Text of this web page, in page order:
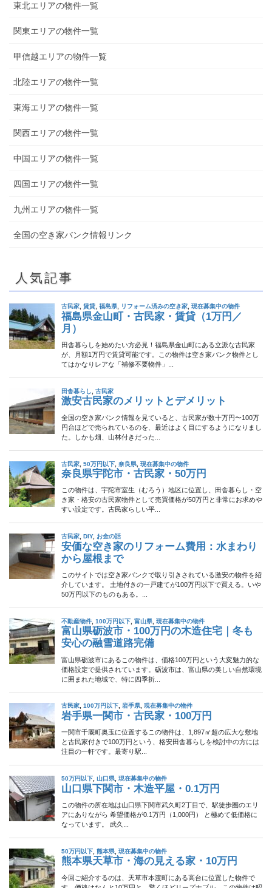
東北エリアの物件一覧
関東エリアの物件一覧
甲信越エリアの物件一覧
北陸エリアの物件一覧
東海エリアの物件一覧
関西エリアの物件一覧
中国エリアの物件一覧
四国エリアの物件一覧
九州エリアの物件一覧
全国の空き家バンク情報リンク
人気記事